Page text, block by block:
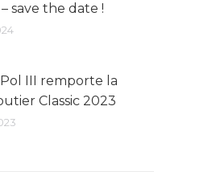
save the date !
III remporte la
Classic 2023